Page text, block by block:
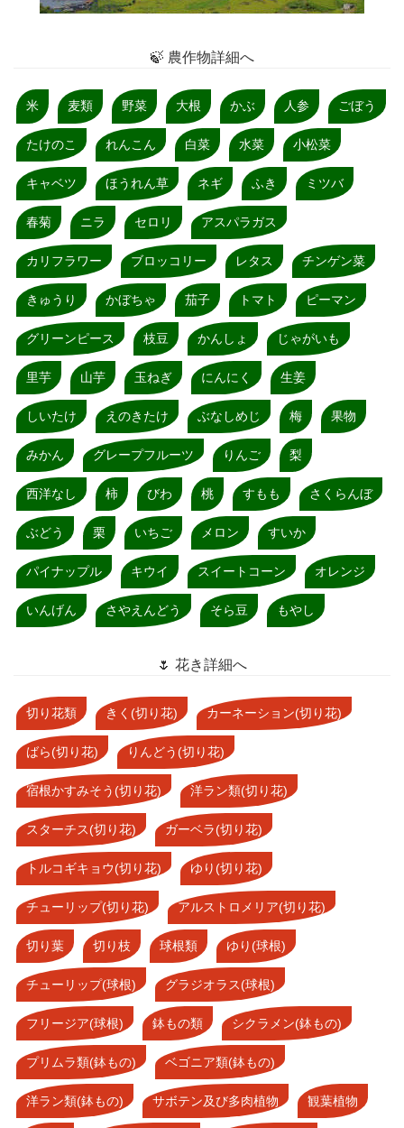
🍃 農作物詳細へ
米 麦類 野菜 大根 かぶ 人参 ごぼう
たけのこ れんこん 白菜 水菜 小松菜
キャベツ ほうれん草 ネギ ふき ミツバ
春菊 ニラ セロリ アスパラガス
カリフラワー ブロッコリー レタス チンゲン菜
きゅうり かぼちゃ 茄子 トマト ピーマン
グリーンピース 枝豆 かんしょ じゃがいも
里芋 山芋 玉ねぎ にんにく 生姜
しいたけ えのきたけ ぶなしめじ 梅 果物
みかん グレープフルーツ りんご 梨
西洋なし 柿 びわ 桃 すもも さくらんぼ
ぶどう 栗 いちご メロン すいか
パイナップル キウイ スイートコーン オレンジ
いんげん さやえんどう そら豆 もやし
🌷 花き詳細へ
切り花類 きく(切り花) カーネーション(切り花)
ばら(切り花) りんどう(切り花)
宿根かすみそう(切り花) 洋ラン類(切り花)
スターチス(切り花) ガーベラ(切り花)
トルコギキョウ(切り花) ゆり(切り花)
チューリップ(切り花) アルストロメリア(切り花)
切り葉 切り枝 球根類 ゆり(球根)
チューリップ(球根) グラジオラス(球根)
フリージア(球根) 鉢もの類 シクラメン(鉢もの)
プリムラ類(鉢もの) ベゴニア類(鉢もの)
洋ラン類(鉢もの) サボテン及び多肉植物 観葉植物